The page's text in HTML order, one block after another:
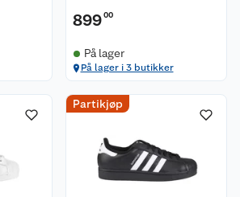
89900
På lager
På lager i 3 butikker
Partikjøp